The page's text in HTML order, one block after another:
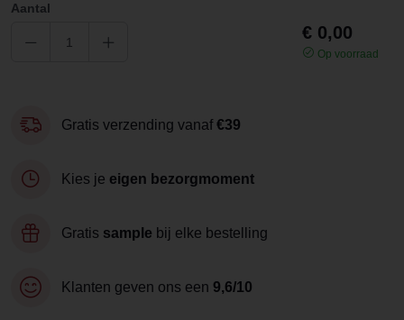
Aantal
€ 0,00
Op voorraad
Gratis verzending vanaf €39
Kies je eigen bezorgmoment
Gratis sample bij elke bestelling
Klanten geven ons een 9,6/10